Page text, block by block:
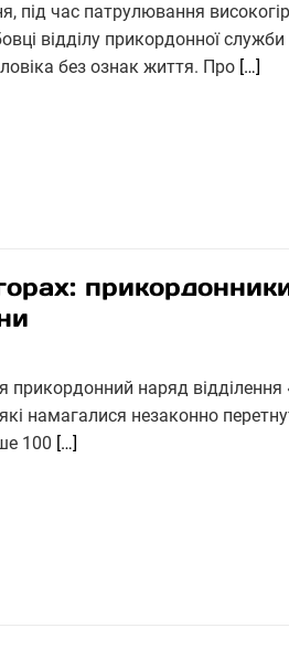
під час патрулювання
відділу прикордонної
без ознак життя. Про […]
прикордонний наряд
намагалися незаконно
100 […]